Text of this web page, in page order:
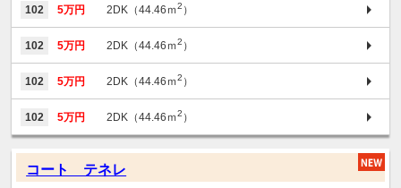
102 5万円 2DK（44.46ｍ2 ）
102 5万円 2DK（44.46ｍ2 ）
102 5万円 2DK（44.46ｍ2 ）
102 5万円 2DK（44.46ｍ2 ）
コート テネレ